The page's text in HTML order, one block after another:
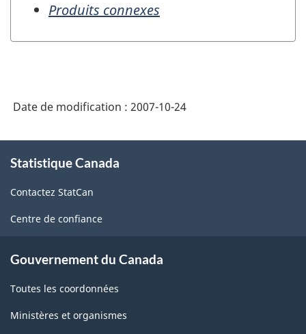
Produits connexes
Date de modification : 2007-10-24
propos
ce
site
Statistique Canada
Contactez StatCan
Centre de confiance
Gouvernement du Canada
Toutes les coordonnées
Ministères et organismes